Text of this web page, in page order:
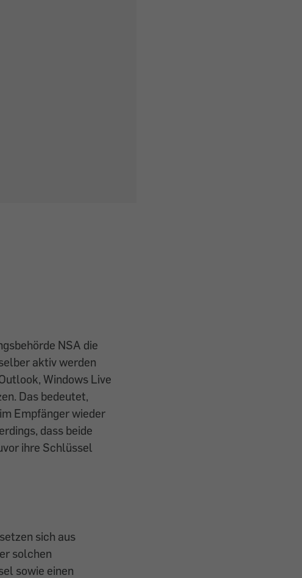
NSA die
aktiv werden
Windows Live
Das bedeutet,
Empfänger wieder
dass beide
ihre Schlüssel
sich aus
solchen
sowie einen